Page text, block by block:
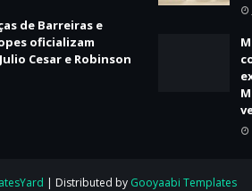
de Barreiras e
oficializam
Cesar e Robinson
| Distributed by Gooyaabi Templates